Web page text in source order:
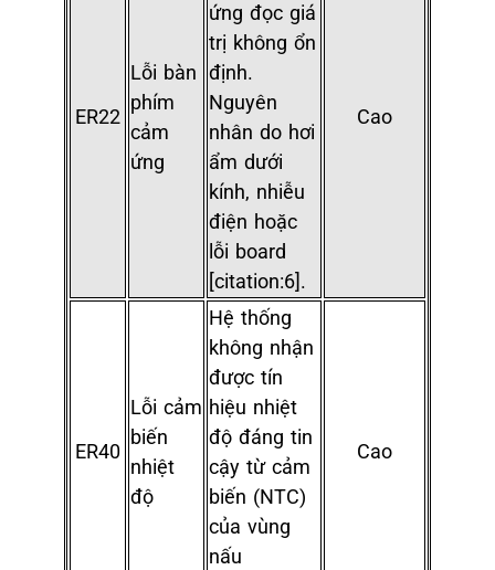
ER22
Lỗi bàn
phím
cảm
ứng
ứng đọc giá
trị không ổn
định.
Nguyên
nhân do hơi
ẩm dưới
kính, nhiễu
điện hoặc
lỗi board
[citation:6].
Cao
ER40
Lỗi cảm
biến
nhiệt
độ
Hệ thống
không nhận
được tín
hiệu nhiệt
độ đáng tin
cậy từ cảm
biến (NTC)
của vùng
nấu
Cao